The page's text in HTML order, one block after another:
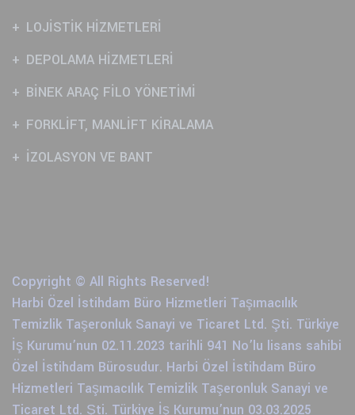
LOJİSTİK HİZMETLERİ
DEPOLAMA HİZMETLERİ
BİNEK ARAÇ FİLO YÖNETİMİ
FORKLİFT, MANLİFT KİRALAMA
İZOLASYON VE BANT
Copyright © All Rights Reserved!
Harbi Özel İstihdam Büro Hizmetleri Taşımacılık
Temizlik Taşeronluk Sanayi ve Ticaret Ltd. Şti. Türkiye
İş Kurumu’nun 02.11.2023 tarihli 941 No’lu lisans sahibi
Özel İstihdam Bürosudur. Harbi Özel İstihdam Büro
Hizmetleri Taşımacılık Temizlik Taşeronluk Sanayi ve
Ticaret Ltd. Şti. Türkiye İş Kurumu’nun 03.03.2025